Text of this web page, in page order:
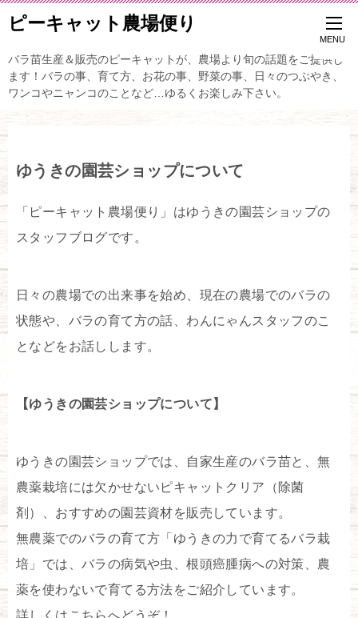
ピーキャット農場便り
バラ苗生産＆販売のピーキャットが、農場より旬の話題をご提供し
ます！バラの事、育て方、お花の事、野菜の事、日々のつぶやき、
ワンコやニャンコのことなど…ゆるくお楽しみ下さい。
ゆうきの園芸ショップについて
「ピーキャット農場便り」はゆうきの園芸ショップの
スタッフブログです。
日々の農場での出来事を始め、現在の農場でのバラの
状態や、バラの育て方の話、わんにゃんスタッフのこ
となどをお話しします。
【ゆうきの園芸ショップについて】
ゆうきの園芸ショップでは、自家生産のバラ苗と、無
農薬栽培には欠かせないピキャットクリア（除菌
剤）、おすすめの園芸資材を販売しています。
無農薬でのバラの育て方「ゆうきの力で育てるバラ栽
培」では、バラの病気や虫、根頭癌腫病への対策、農
薬を使わないで育てる方法をご紹介しています。
詳しくはこちらへどうぞ！